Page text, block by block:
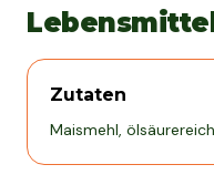
Zutaten
Maismehl,